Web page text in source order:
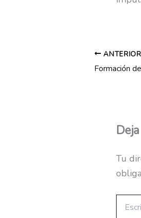
ANTERIOR
Tu
aquí...